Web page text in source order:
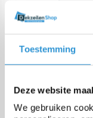
Toestemming
Deze website
We gebruiken
Onze zomerzeilen
Verleng de
Bekijken